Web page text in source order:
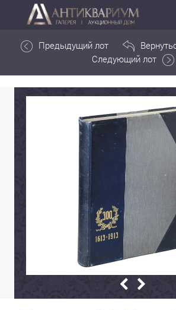
Предыдущий лот
Следующий лот